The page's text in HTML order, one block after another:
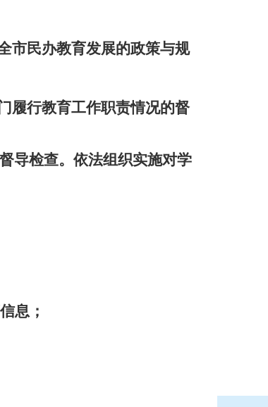
市民办教育发展的政策与规
履行教育工作职责情况的督
导检查。依法组织实施对学
息；